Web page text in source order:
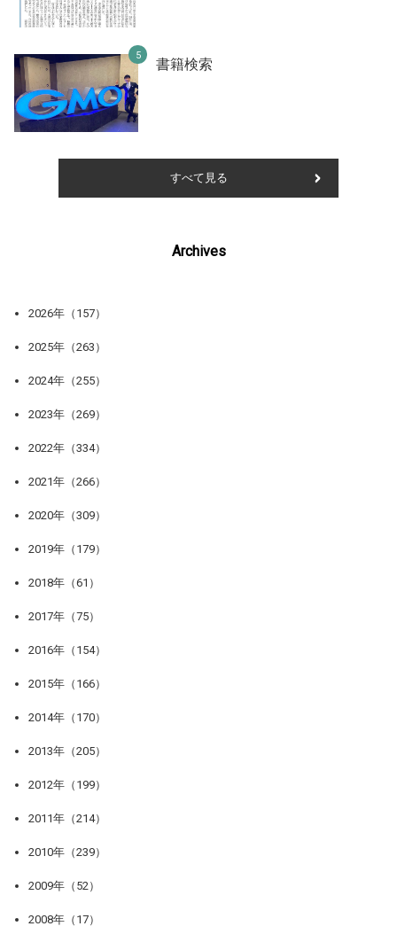
書籍検索
すべて見る
Archives
2026年（157）
2025年（263）
2024年（255）
2023年（269）
2022年（334）
2021年（266）
2020年（309）
2019年（179）
2018年（61）
2017年（75）
2016年（154）
2015年（166）
2014年（170）
2013年（205）
2012年（199）
2011年（214）
2010年（239）
2009年（52）
2008年（17）